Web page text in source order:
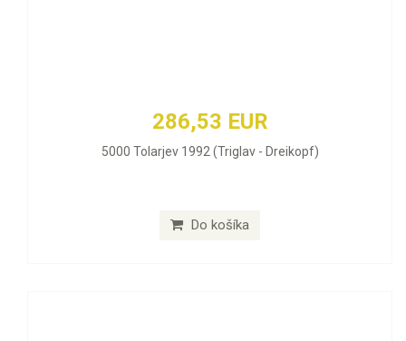
286,53 EUR
5000 Tolarjev 1992 (Triglav - Dreikopf)
Do košíka